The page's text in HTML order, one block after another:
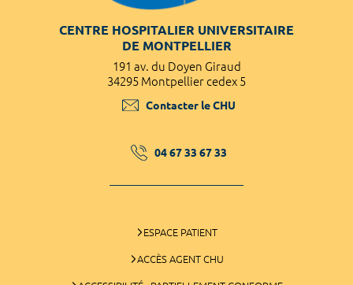
CENTRE HOSPITALIER UNIVERSITAIRE
DE MONTPELLIER
191 av. du Doyen Giraud
34295 Montpellier cedex 5
Contacter le CHU
04 67 33 67 33
ESPACE PATIENT
ACCÈS AGENT CHU